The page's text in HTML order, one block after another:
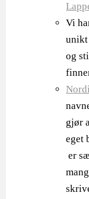
Vi
unikt
og
gjør
eget
er